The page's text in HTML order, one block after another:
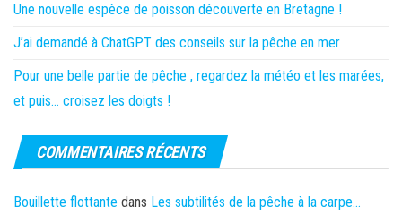
Une nouvelle espèce de poisson découverte en Bretagne !
J’ai demandé à ChatGPT des conseils sur la pêche en mer
Pour une belle partie de pêche , regardez la météo et les marées,
et puis… croisez les doigts !
COMMENTAIRES RÉCENTS
Bouillette flottante dans Les subtilités de la pêche à la carpe…